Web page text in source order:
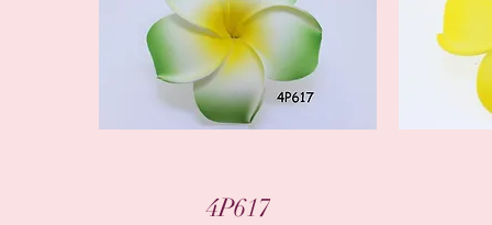
العرض السريع
4P617